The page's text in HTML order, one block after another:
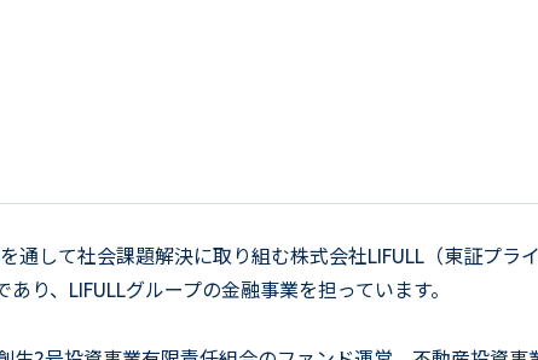
通して社会課題解決に取り組む株式会社LIFULL（東証プライ
り、LIFULLグループの金融事業を担っています。